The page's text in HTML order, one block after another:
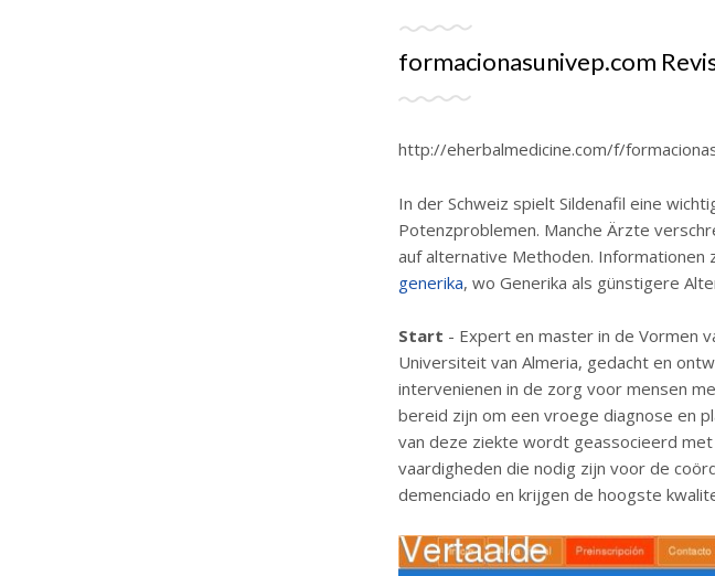
formacionasunivep.com
http://eherbalmedicine.com/f/
In der Schweiz spielt Sildenafil eine
Potenzproblemen. Manche Ärzte
auf alternative Methoden. Informationen
generika, wo Generika als günstigere
Start - Expert en master in de Vormen
Universiteit van Almeria, gedacht en
intervenienen in de zorg voor mensen
bereid zijn om een vroege diagnose en
van deze ziekte wordt geassocieerd
vaardigheden die nodig zijn voor de
demenciado en krijgen de hoogste